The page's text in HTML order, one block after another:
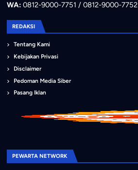
WA:0812-9000-7751 / 0812-9000-7752
REDAKSI
Tentang Kami
Kebijakan Privasi
Disclaimer
Pedoman Media Siber
Pasang Iklan
PEWARTA NETWORK